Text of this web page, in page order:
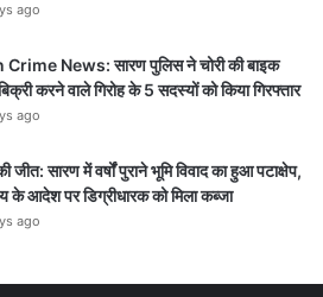
ago
News: सारण पुलिस ने चोरी की बाइक
करने वाले गिरोह के 5 सदस्यों को किया गिरफ्तार
ago
जीत: सारण में वर्षों पुराने भूमि विवाद का हुआ पटाक्षेप,
के आदेश पर डिग्रीधारक को मिला कब्जा
ago